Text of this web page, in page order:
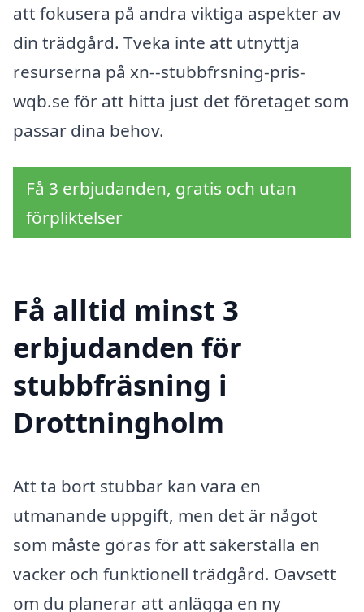
att fokusera på andra viktiga aspekter av
din trädgård. Tveka inte att utnyttja
resurserna på xn--stubbfrsning-pris-
wqb.se för att hitta just det företaget som
passar dina behov.
Få 3 erbjudanden, gratis och utan
förpliktelser
Få alltid minst 3
erbjudanden för
stubbfräsning i
Drottningholm
Att ta bort stubbar kan vara en
utmanande uppgift, men det är något
som måste göras för att säkerställa en
vacker och funktionell trädgård. Oavsett
om du planerar att anlägga en ny